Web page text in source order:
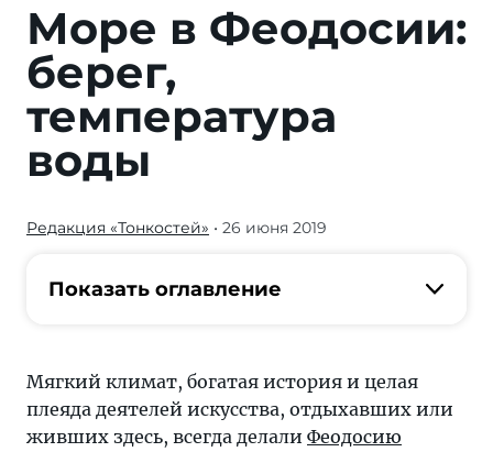
Море в Феодосии:
берег,
температура
воды
Мягкий
богатая
деятелей
Редакция «Тонкостей» • 26 июня 2019
Показать оглавление
Мягкий климат, богатая история и целая
плеяда деятелей искусства, отдыхавших или
живших здесь, всегда делали Феодосию